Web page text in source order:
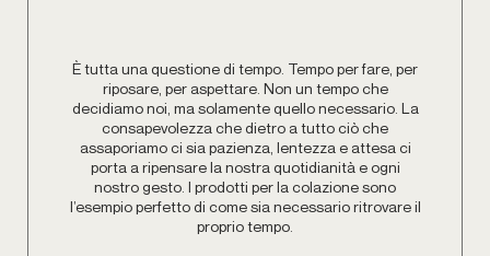
È tutta una questione di tempo. Tempo per fare, per
riposare, per aspettare. Non un tempo che
decidiamo noi, ma solamente quello necessario. La
consapevolezza che dietro a tutto ciò che
assaporiamo ci sia pazienza, lentezza e attesa ci
porta a ripensare la nostra quotidianità e ogni
nostro gesto. I prodotti per la colazione sono
l’esempio perfetto di come sia necessario ritrovare il
proprio tempo.